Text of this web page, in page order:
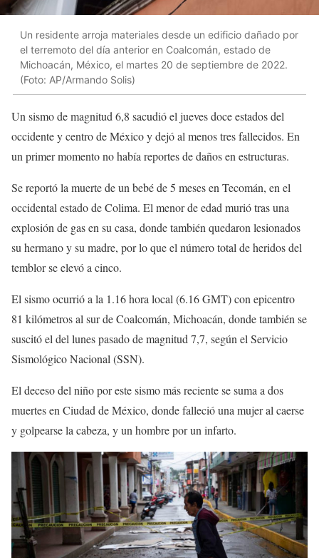
Un residente arroja materiales desde un edificio dañado por
el terremoto del día anterior en Coalcomán, estado de
Michoacán, México, el martes 20 de septiembre de 2022.
(Foto: AP/Armando Solis)
Un sismo de magnitud 6,8 sacudió el jueves doce estados del
occidente y centro de México y dejó al menos tres fallecidos. En
un primer momento no había reportes de daños en estructuras.
Se reportó la muerte de un bebé de 5 meses en Tecomán, en el
occidental estado de Colima. El menor de edad murió tras una
explosión de gas en su casa, donde también quedaron lesionados
su hermano y su madre, por lo que el número total de heridos del
temblor se elevó a cinco.
El sismo ocurrió a la 1.16 hora local (6.16 GMT) con epicentro
81 kilómetros al sur de Coalcomán, Michoacán, donde también se
suscitó el del lunes pasado de magnitud 7,7, según el Servicio
Sismológico Nacional (SSN).
El deceso del niño por este sismo más reciente se suma a dos
muertes en Ciudad de México, donde falleció una mujer al caerse
y golpearse la cabeza, y un hombre por un infarto.